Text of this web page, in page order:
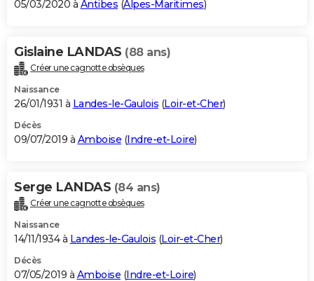
05/03/2020 à Antibes (Alpes-Maritimes)
Gislaine LANDAS (88 ans)
Créer une cagnotte obsèques
Naissance
26/01/1931 à Landes-le-Gaulois (Loir-et-Cher)
Décès
09/07/2019 à Amboise (Indre-et-Loire)
Serge LANDAS (84 ans)
Créer une cagnotte obsèques
Naissance
14/11/1934 à Landes-le-Gaulois (Loir-et-Cher)
Décès
07/05/2019 à Amboise (Indre-et-Loire)